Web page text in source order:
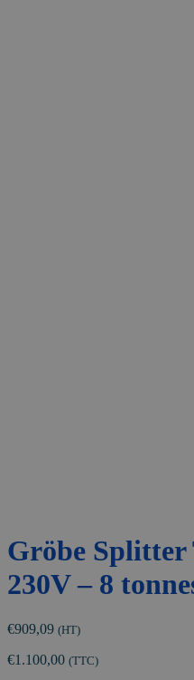
Gröbe Splitter
230V – 8
€909,09 (HT)
€1.100,00 (TTC)